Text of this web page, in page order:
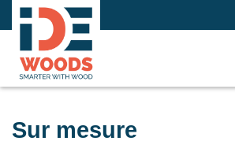
Sur mesure